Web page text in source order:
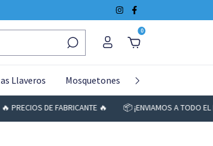
0
Llaveros Mosquetones
DE FABRICANTE 🔥 📦 ¡ENVIAMOS A TODO EL PAÍS!